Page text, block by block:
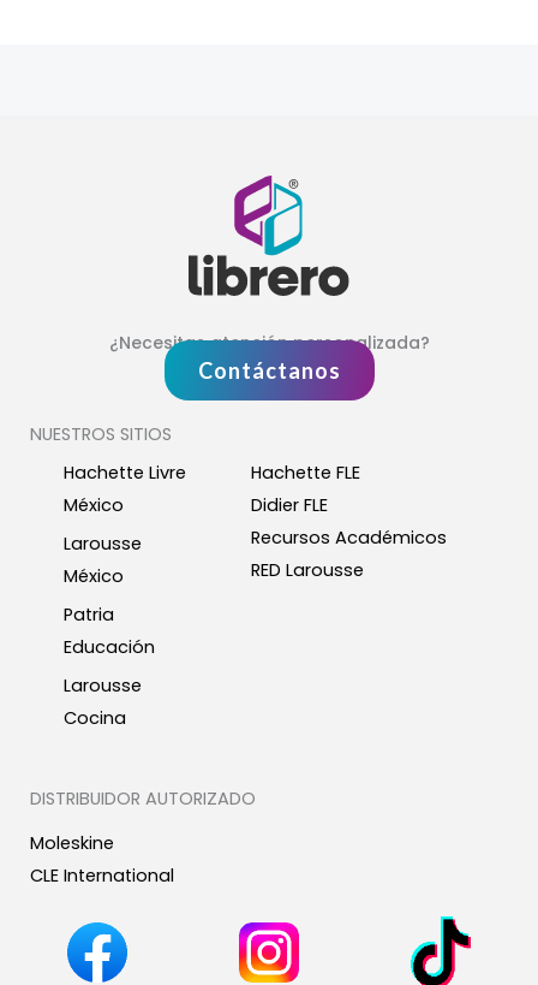
¿Necesitas atención personalizada?
Contáctanos
NUESTROS SITIOS
Hachette Livre
México
Larousse
México
Patria
Educación
Larousse
Cocina
Hachette FLE
Didier FLE
Recursos Académicos
RED Larousse
DISTRIBUIDOR AUTORIZADO
Moleskine
CLE International